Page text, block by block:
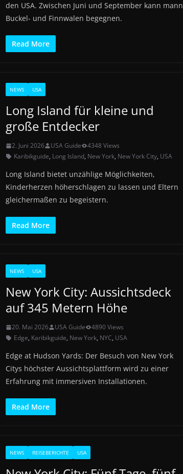
den USA. Zwischen Juni und September kann mann
Buckel- und Finnwalen begegnen.
Read More
NEWS USA
Long Island für kleine und
große Entdecker
2. Juni 2026 USA Guide
4348 Views
Karibikguide, Long Island, New York, New York City, USA
Long Island bietet unzählige Möglichkeiten,
Kinderherzen höherschlagen zu lassen und Eltern
gleichermaßen zu begeistern.
Read More
NEWS USA
New York City: Aussichtsdeck
auf 345 Metern Höhe
20. Mai 2026 USA Guide
4890 Views
Edge, Karibikguide, New York, NYC, USA
Edge at Hudson Yards: Der Besuch von New York
Citys höchster Aussichtsplattform wird zu einer
Erfahrung mit immersiven Installationen.
Read More
NEWS REISEBERICHTE USA